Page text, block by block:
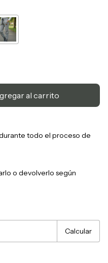
todo el proceso de
o devolverlo según
Calcular